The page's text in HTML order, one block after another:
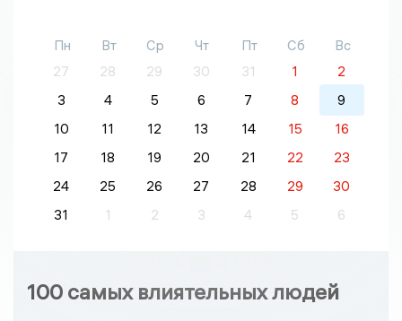
Пн Вт Ср Чт Пт Сб
Вс
27
28 29 30 31 1
2
3
4 5 6 7 8
9
10
11 12 13 14 15
16
17
18 19 20 21 22
23
24
25 26 27 28 29
30
31
1 2 3 4 5 6
100 самых влиятельных людей